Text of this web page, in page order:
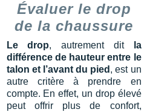
Évaluer le drop
de la chaussure
Le drop, autrement dit
la
différence de hauteur entre le
talon et l’avant du pied , est un
autre critère à prendre en
compte. En effet, un drop élevé
peut offrir plus de confort,